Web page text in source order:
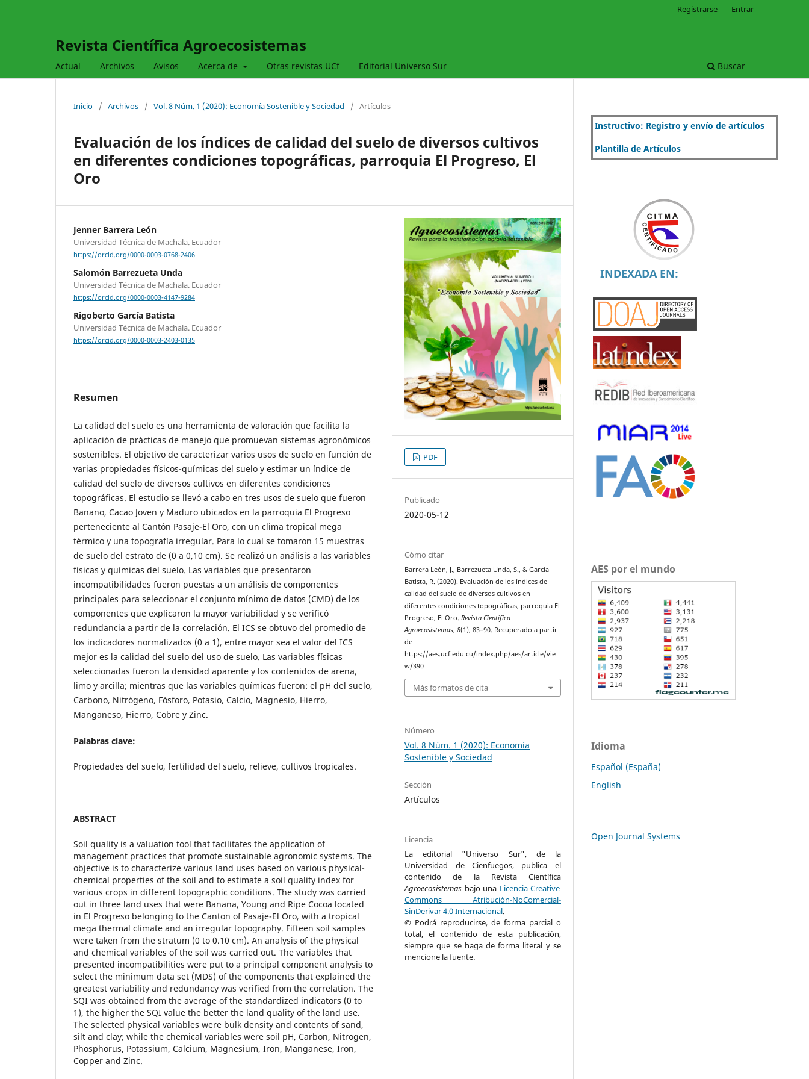
Revista Científica Agroecosistemas
Actual Archivos Avisos Acerca de Otras revistas UCf Editorial Universo Sur Buscar
Registrarse Entrar
Inicio / Archivos / Vol. 8 Núm. 1 (2020): Economía Sostenible y Sociedad / Artículos
Evaluación de los índices de calidad del suelo de diversos cultivos
en diferentes condiciones topográficas, parroquia El Progreso, El
Oro
Jenner Barrera León
Universidad Técnica de Machala. Ecuador
https://orcid.org/0000-0003-0768-2406
Salomón Barrezueta Unda
Universidad Técnica de Machala. Ecuador
https://orcid.org/0000-0003-4147-9284
Rigoberto García Batista
Universidad Técnica de Machala. Ecuador
https://orcid.org/0000-0003-2403-0135
Resumen
La calidad del suelo es una herramienta de valoración que facilita la
aplicación de prácticas de manejo que promuevan sistemas agronómicos
sostenibles. El objetivo de caracterizar varios usos de suelo en función de
varias propiedades físicos-químicas del suelo y estimar un índice de
calidad del suelo de diversos cultivos en diferentes condiciones
topográficas. El estudio se llevó a cabo en tres usos de suelo que fueron
Banano, Cacao Joven y Maduro ubicados en la parroquia El Progreso
perteneciente al Cantón Pasaje-El Oro, con un clima tropical mega
térmico y una topografía irregular. Para lo cual se tomaron 15 muestras
de suelo del estrato de (0 a 0,10 cm). Se realizó un análisis a las variables
físicas y químicas del suelo. Las variables que presentaron
incompatibilidades fueron puestas a un análisis de componentes
principales para seleccionar el conjunto mínimo de datos (CMD) de los
componentes que explicaron la mayor variabilidad y se verificó
redundancia a partir de la correlación. El ICS se obtuvo del promedio de
los indicadores normalizados (0 a 1), entre mayor sea el valor del ICS
mejor es la calidad del suelo del uso de suelo. Las variables físicas
seleccionadas fueron la densidad aparente y los contenidos de arena,
limo y arcilla; mientras que las variables químicas fueron: el pH del suelo,
Carbono, Nitrógeno, Fósforo, Potasio, Calcio, Magnesio, Hierro,
Manganeso, Hierro, Cobre y Zinc.
Palabras clave:
Propiedades del suelo, fertilidad del suelo, relieve, cultivos tropicales.
ABSTRACT
Soil quality is a valuation tool that facilitates the application of
management practices that promote sustainable agronomic systems. The
objective is to characterize various land uses based on various physical-
chemical properties of the soil and to estimate a soil quality index for
various crops in different topographic conditions. The study was carried
out in three land uses that were Banana, Young and Ripe Cocoa located
in El Progreso belonging to the Canton of Pasaje-El Oro, with a tropical
mega thermal climate and an irregular topography. Fifteen soil samples
were taken from the stratum (0 to 0.10 cm). An analysis of the physical
and chemical variables of the soil was carried out. The variables that
presented incompatibilities were put to a principal component analysis to
select the minimum data set (MDS) of the components that explained the
greatest variability and redundancy was verified from the correlation. The
SQI was obtained from the average of the standardized indicators (0 to
1), the higher the SQI value the better the land quality of the land use.
The selected physical variables were bulk density and contents of sand,
silt and clay; while the chemical variables were soil pH, Carbon, Nitrogen,
Phosphorus, Potassium, Calcium, Magnesium, Iron, Manganese, Iron,
Copper and Zinc.
PDF
Publicado
2020-05-12
Cómo citar
Barrera León, J., Barrezueta Unda, S., & García
Batista, R. (2020). Evaluación de los índices de
calidad del suelo de diversos cultivos en
diferentes condiciones topográficas, parroquia El
Progreso, El Oro.Revista Científica
Agroecosistemas,8(1), 83–90. Recuperado a partir
de
https://aes.ucf.edu.cu/index.php/aes/article/vie
w/390
Más formatos de cita
Número
Vol. 8 Núm. 1 (2020): Economía
Sostenible y Sociedad
Sección
Artículos
Licencia
La editorial "Universo Sur", de la
Universidad de Cienfuegos, publica el
contenido de la Revista Científica
Agroecosistemas bajo una Licencia Creative
Commons Atribución-NoComercial-
SinDerivar 4.0 Internacional.
© Podrá reproducirse, de forma parcial o
total, el contenido de esta publicación,
siempre que se haga de forma literal y se
mencione la fuente.
Instructivo: Registro y envío de artículos
Plantilla de Artículos
INDEXADA EN:
AES por el mundo
Idioma
Español (España)
English
Open Journal Systems